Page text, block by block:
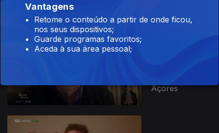
Açores
902610
Vantagens
Retome o conteúdo a partir de onde ficou,
nos seus dispositivos;
Guarde programas favoritos;
Aceda à sua área pessoal;